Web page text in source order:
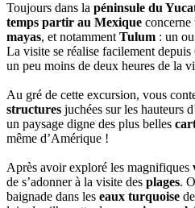
Toujours dans la péninsule du
temps partir au Mexique concerne
mayas, et notamment Tulum : un
La visite se réalise facilement
un peu moins de deux heures de la
Au gré de cette excursion, vous
structures juchées sur les hauteurs
un paysage digne des plus belles
même d’Amérique !
Après avoir exploré les magnifiques
de s’adonner à la visite des plages.
baignade dans les eaux turquoise de